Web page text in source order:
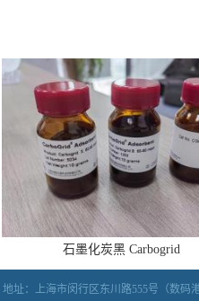
石墨化炭黑 Carbogrid
地址：上海市闵行区东川路555号（数码